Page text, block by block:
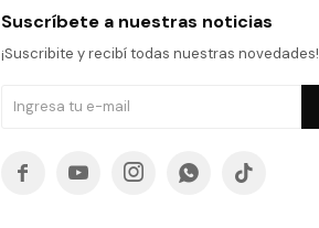
Suscríbete a nuestras noticias
¡Suscribite y recibí todas nuestras novedades!
    